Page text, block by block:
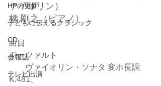
HPの更新
子どもに伝えるクラシック
CD
会報誌
テレビ出演
ァイオリン）
梯 剛之（ピアノ）
曲目
モーツァルト
ヴァイオリン・ソナタ 変ホ長調
K.481、